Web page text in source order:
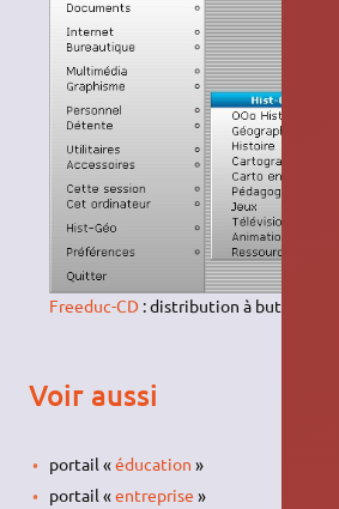
Freeduc-CD: distribution à but éducatif
Voir aussi
portail «éducation »
portail «entreprise »